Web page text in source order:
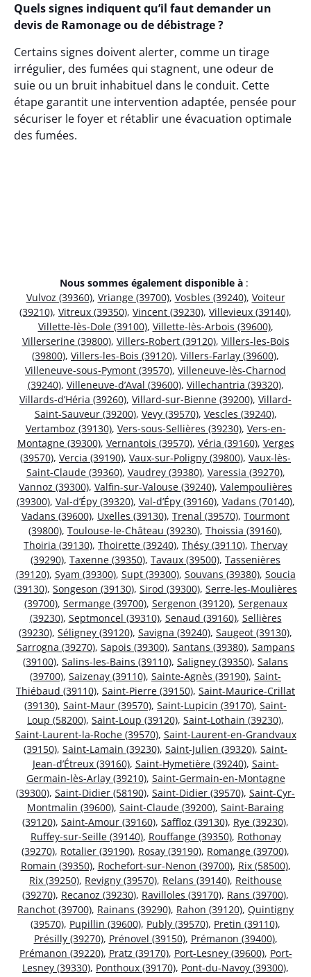
Quels signes indiquent qu’il faut demander un
devis de Ramonage ou de débistrage ?
Certains signes doivent alerter, comme un tirage
irrégulier, des fumées qui stagnent, une odeur de
suie ou un bruit inhabituel dans le conduit. Cette
étape garantit une intervention adaptée, pensée pour
sécuriser le foyer et rétablir une évacuation optimale
des fumées.
Nous sommes également disponible à :
Vulvoz (39360), Vriange (39700), Vosbles (39240), Voiteur
(39210), Vitreux (39350), Vincent (39230), Villevieux (39140),
Villette-lès-Dole (39100), Villette-lès-Arbois (39600),
Villerserine (39800), Villers-Robert (39120), Villers-les-Bois
(39800), Villers-les-Bois (39120), Villers-Farlay (39600),
Villeneuve-sous-Pymont (39570), Villeneuve-lès-Charnod
(39240), Villeneuve-d’Aval (39600), Villechantria (39320),
Villards-d’Héria (39260), Villard-sur-Bienne (39200), Villard-
Saint-Sauveur (39200), Vevy (39570), Vescles (39240),
Vertamboz (39130), Vers-sous-Sellières (39230), Vers-en-
Montagne (39300), Vernantois (39570), Véria (39160), Verges
(39570), Vercia (39190), Vaux-sur-Poligny (39800), Vaux-lès-
Saint-Claude (39360), Vaudrey (39380), Varessia (39270),
Vannoz (39300), Valfin-sur-Valouse (39240), Valempoulières
(39300), Val-d’Épy (39320), Val-d’Épy (39160), Vadans (70140),
Vadans (39600), Uxelles (39130), Trenal (39570), Tourmont
(39800), Toulouse-le-Château (39230), Thoissia (39160),
Thoiria (39130), Thoirette (39240), Thésy (39110), Thervay
(39290), Taxenne (39350), Tavaux (39500), Tassenières
(39120), Syam (39300), Supt (39300), Souvans (39380), Soucia
(39130), Songeson (39130), Sirod (39300), Serre-les-Moulières
(39700), Sermange (39700), Sergenon (39120), Sergenaux
(39230), Septmoncel (39310), Senaud (39160), Sellières
(39230), Séligney (39120), Savigna (39240), Saugeot (39130),
Sarrogna (39270), Sapois (39300), Santans (39380), Sampans
(39100), Salins-les-Bains (39110), Saligney (39350), Salans
(39700), Saizenay (39110), Sainte-Agnès (39190), Saint-
Thiébaud (39110), Saint-Pierre (39150), Saint-Maurice-Crillat
(39130), Saint-Maur (39570), Saint-Lupicin (39170), Saint-
Loup (58200), Saint-Loup (39120), Saint-Lothain (39230),
Saint-Laurent-la-Roche (39570), Saint-Laurent-en-Grandvaux
(39150), Saint-Lamain (39230), Saint-Julien (39320), Saint-
Jean-d’Étreux (39160), Saint-Hymetière (39240), Saint-
Germain-lès-Arlay (39210), Saint-Germain-en-Montagne
(39300), Saint-Didier (58190), Saint-Didier (39570), Saint-Cyr-
Montmalin (39600), Saint-Claude (39200), Saint-Baraing
(39120), Saint-Amour (39160), Saffloz (39130), Rye (39230),
Ruffey-sur-Seille (39140), Rouffange (39350), Rothonay
(39270), Rotalier (39190), Rosay (39190), Romange (39700),
Romain (39350), Rochefort-sur-Nenon (39700), Rix (58500),
Rix (39250), Revigny (39570), Relans (39140), Reithouse
(39270), Recanoz (39230), Ravilloles (39170), Rans (39700),
Ranchot (39700), Rainans (39290), Rahon (39120), Quintigny
(39570), Pupillin (39600), Publy (39570), Pretin (39110),
Présilly (39270), Prénovel (39150), Prémanon (39400),
Prémanon (39220), Pratz (39170), Port-Lesney (39600), Port-
Lesney (39330), Ponthoux (39170), Pont-du-Navoy (39300),